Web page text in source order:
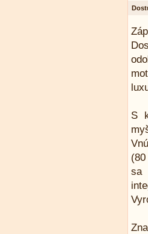
S
sa